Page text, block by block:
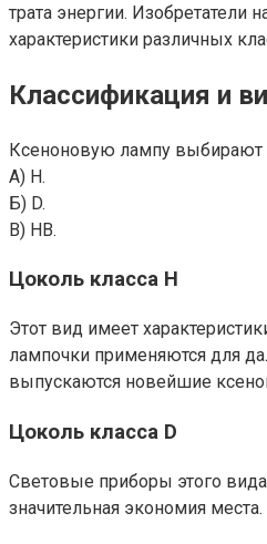
трата энергии.
характеристики различных
Классификация и
Ксеноновую лампу выбирают
А) Н.
Б) D.
В) НВ.
Цоколь класса Н
Этот вид имеет
лампочки применяются для
выпускаются новейшие
Цоколь класса D
Световые приборы этого
значительная экономия